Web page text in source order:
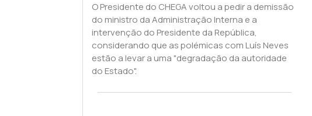
O Presidente do CHEGA voltou a pedir a demissão
do ministro da Administração Interna e a
intervenção do Presidente da República,
considerando que as polémicas com Luís Neves
estão a levar a uma "degradação da autoridade
do Estado".